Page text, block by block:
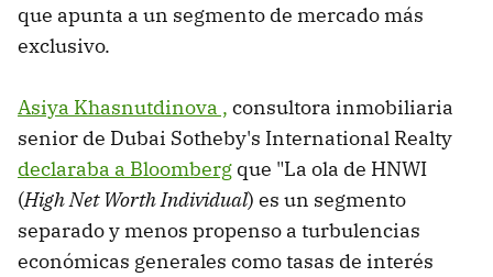
que apunta a un segmento de mercado más
exclusivo.
Asiya Khasnutdinova , consultora inmobiliaria
senior de Dubai Sotheby's International Realty
declaraba a Bloomberg que "La ola de HNWI
(High Net Worth Individual) es un segmento
separado y menos propenso a turbulencias
económicas generales como tasas de interés